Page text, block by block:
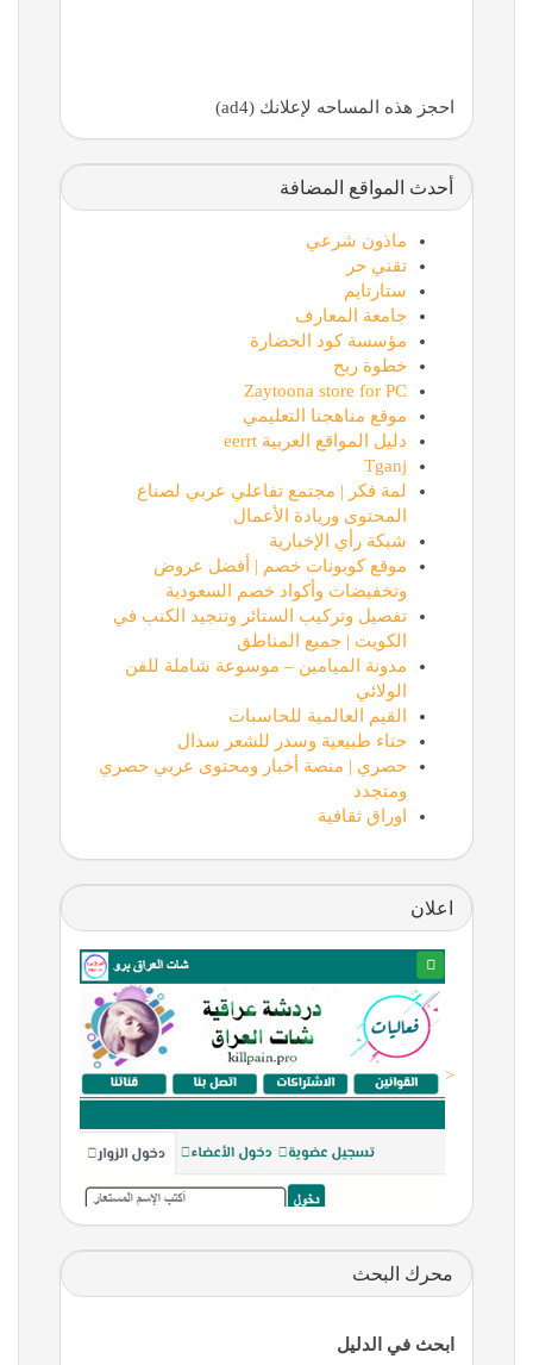
احجز هذه المساحه لإعلانك (ad4)
أحدث المواقع المضافة
ماذون شرعي
تقني حر
ستارتايم
جامعة المعارف
مؤسسة كود الحضارة
خطوة ربح
Zaytoona store for PC
موقع مناهجنا التعليمي
دليل المواقع العربية eerrt
Tganj
لمة فكر | مجتمع تفاعلي عربي لصناع
المحتوى وريادة الأعمال
شبكة رأي الإخبارية
موقع كوبونات خصم | أفضل عروض
وتخفيضات وأكواد خصم السعودية
تفصيل وتركيب الستائر وتنجيد الكنب في
الكويت | جميع المناطق
مدونة الميامين – موسوعة شاملة للفن
الولائي
القيم العالمية للحاسبات
حناء طبيعية وسدر للشعر سدال
حصري | منصة أخبار ومحتوى عربي حصري
ومتجدد
اوراق ثقافية
اعلان
<
محرك البحث
ابحث في الدليل